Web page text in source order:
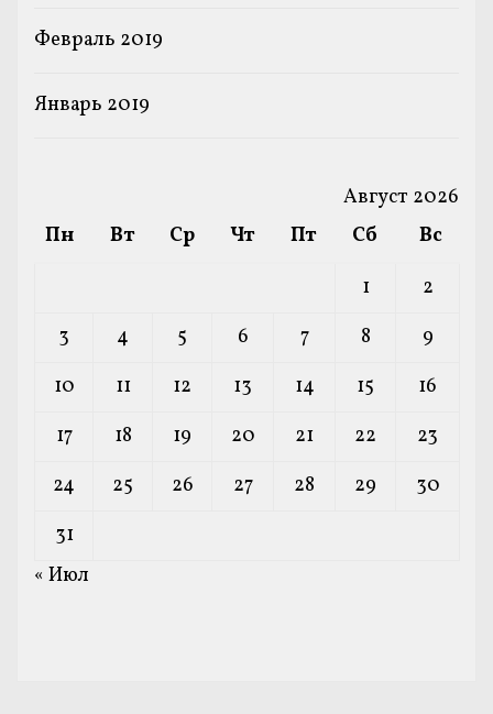
Февраль 2019
Январь 2019
Август 2026
Пн
Вт Ср Чт Пт Сб
Вс
1
2
3
4 5 6 7 8
9
10
11 12 13 14 15
16
17
18 19 20 21 22
23
24
25 26 27 28 29
30
31
« Июл